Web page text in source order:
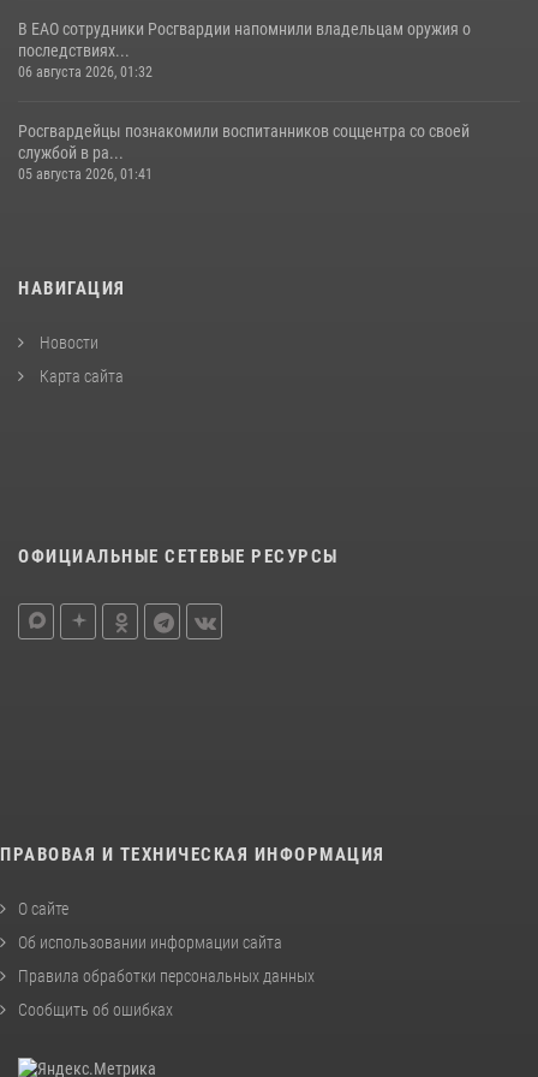
В ЕАО сотрудники Росгвардии напомнили владельцам оружия о
последствиях...
06 августа 2026, 01:32
Росгвардейцы познакомили воспитанников соццентра со своей
службой в ра...
05 августа 2026, 01:41
НАВИГАЦИЯ
Новости
Карта сайта
ОФИЦИАЛЬНЫЕ СЕТЕВЫЕ РЕСУРСЫ
ПРАВОВАЯ И ТЕХНИЧЕСКАЯ ИНФОРМАЦИЯ
О сайте
Об использовании информации сайта
Правила обработки персональных данных
Сообщить об ошибках